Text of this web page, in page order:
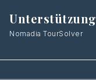
Unterstützung
Nomadia TourSolver